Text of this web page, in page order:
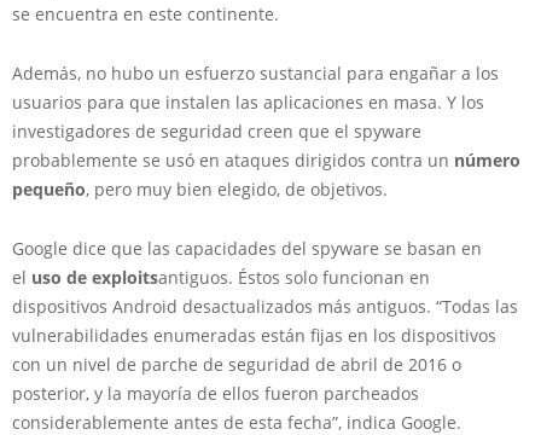
se encuentra en este continente.
Además, no hubo un esfuerzo sustancial para engañar a los
usuarios para que instalen las aplicaciones en masa. Y los
investigadores de seguridad creen que el spyware
probablemente se usó en ataques dirigidos contra un número
pequeño, pero muy bien elegido, de objetivos.
Google dice que las capacidades del spyware se basan en
el uso de exploitsantiguos. Éstos solo funcionan en
dispositivos Android desactualizados más antiguos. “Todas las
vulnerabilidades enumeradas están fijas en los dispositivos
con un nivel de parche de seguridad de abril de 2016 o
posterior, y la mayoría de ellos fueron parcheados
considerablemente antes de esta fecha”, indica Google.